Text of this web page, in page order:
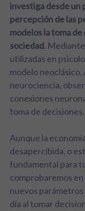
investiga desde un
percepción de las
modelos la toma
sociedad.
utilizadas en
modelo neoclásico.
neurociencia,
conexiones
toma de decisiones.
Aunque la
desapercibida, o
fundamental para
comprobaremos
nuevos
día al tomar